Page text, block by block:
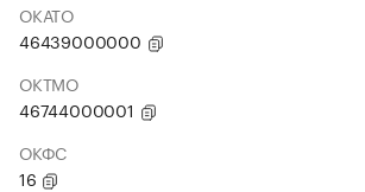
ОКАТО
46439000000
ОКТМО
46744000001
ОКФС
16